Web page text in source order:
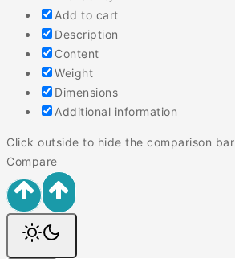
Add to cart
Description
Content
Weight
Dimensions
Additional information
Click outside to hide the comparison bar
Compare